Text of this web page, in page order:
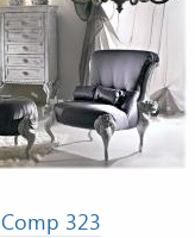
Comp 323